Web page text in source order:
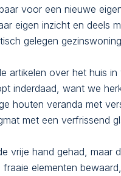
voor een nieuwe
eigen inzicht en deels
gelegen
artikelen over het huis
inderdaad, want we
houten veranda met
met een verfrissend
vrije hand gehad, maar
elementen